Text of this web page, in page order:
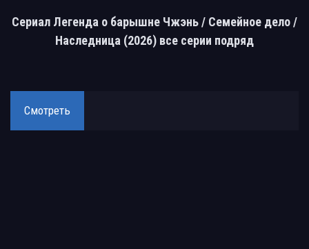
Сериал Легенда о барышне Чжэнь / Семейное дело /
Наследница (2026) все серии подряд
Смотреть